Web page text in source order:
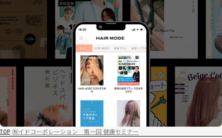
TOP ㈲イドコーポレーション 第一回 健康セミナー